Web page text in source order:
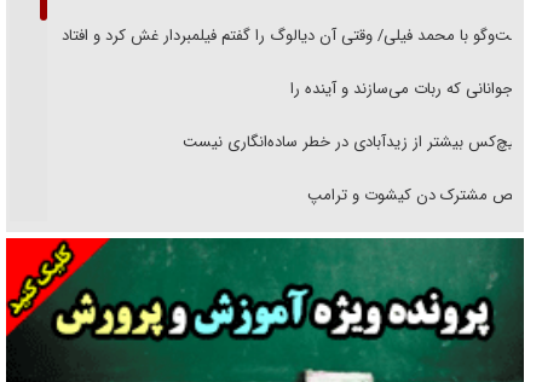
گفت‌وگو با محمد فیلی/ وقتی آن دیالوگ را گفتم فیلمبردار غش کرد و افتاد
نوجوانانی که ربات می‌سازند و آینده را
هیچ‌کس بیشتر از زیدآبادی در خطر ساده‌انگاری نیست
رقص مشترک دن کیشوت و ترامپ
دنده دولت به واگذاری مسئله‌دار ایران‌خودرو/ خصوصی‌سازی یا انحصار؟
غریزه‌ی بقا و آقای باقی و رفقا
جراحی‌های زیبایی با مدرک فوق‌دیپلم! + گفت‌وگو با متهم